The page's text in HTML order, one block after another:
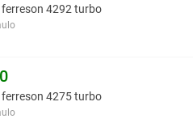
4292 turbo
4275 turbo